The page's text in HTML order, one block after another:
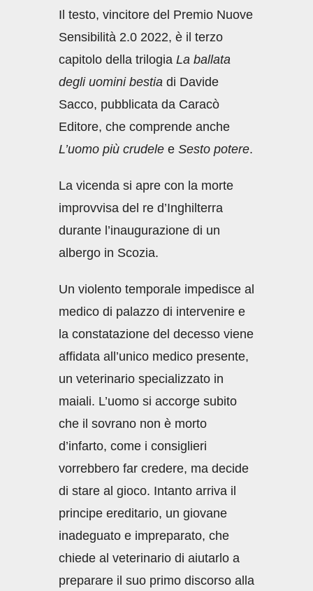
Il testo, vincitore del Premio Nuove
Sensibilità 2.0 2022, è il terzo
capitolo della trilogia La ballata
degli uomini bestia di Davide
Sacco, pubblicata da Caracò
Editore, che comprende anche
L’uomo più crudele e Sesto potere.
La vicenda si apre con la morte
improvvisa del re d’Inghilterra
durante l’inaugurazione di un
albergo in Scozia.
Un violento temporale impedisce al
medico di palazzo di intervenire e
la constatazione del decesso viene
affidata all’unico medico presente,
un veterinario specializzato in
maiali. L’uomo si accorge subito
che il sovrano non è morto
d’infarto, come i consiglieri
vorrebbero far credere, ma decide
di stare al gioco. Intanto arriva il
principe ereditario, un giovane
inadeguato e impreparato, che
chiede al veterinario di aiutarlo a
preparare il suo primo discorso alla